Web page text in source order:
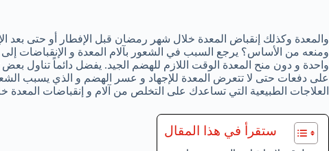
والمعدة وكذلك إنقباض المعدة خلال شهر رمضان قبل الإفطار أو حتى
ومنعه من الأساس؟ يرجع السبب في الشعور بآلام المعدة و الإنقباضات
واحدة و دون منح المعدة الوقت اللازم للهضم الجيد. يفضل دائماً تناول بعض
على دفعات حتى لا تتعرض المعدة للإجهاد و عسر الهضم و الذي يسبب
العلاجات الطبيعية التي تساعدك على التخلص من آلام و إنقباضات
ستقرأ في هذا المقال